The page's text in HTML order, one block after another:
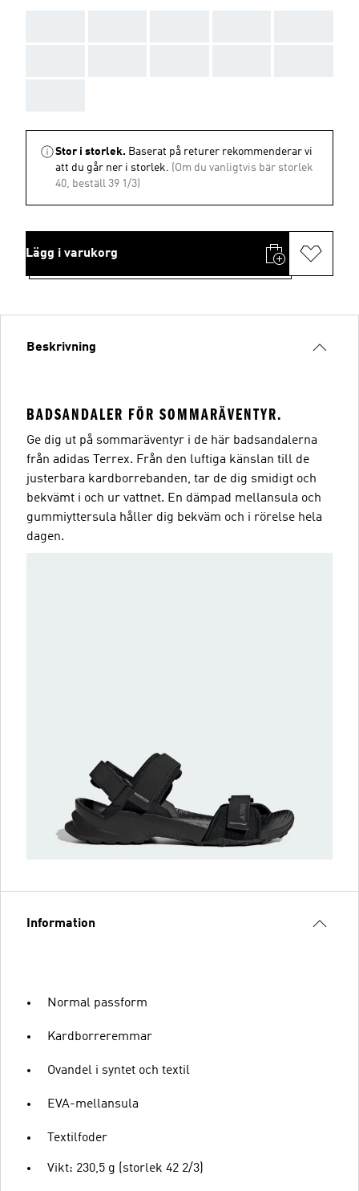
Stor i storlek. Baserat på returer rekommenderar vi
att du går ner i storlek. (Om du vanligtvis bär storlek
40, beställ 39 1/3)
Lägg i varukorg
Beskrivning
BADSANDALER FÖR SOMMARÄVENTYR.
Ge dig ut på sommaräventyr i de här badsandalerna
från adidas Terrex. Från den luftiga känslan till de
justerbara kardborrebanden, tar de dig smidigt och
bekvämt i och ur vattnet. En dämpad mellansula och
gummiyttersula håller dig bekväm och i rörelse hela
dagen.
Information
Normal passform
Kardborreremmar
Ovandel i syntet och textil
EVA-mellansula
Textilfoder
Vikt: 230,5 g (storlek 42 2/3)